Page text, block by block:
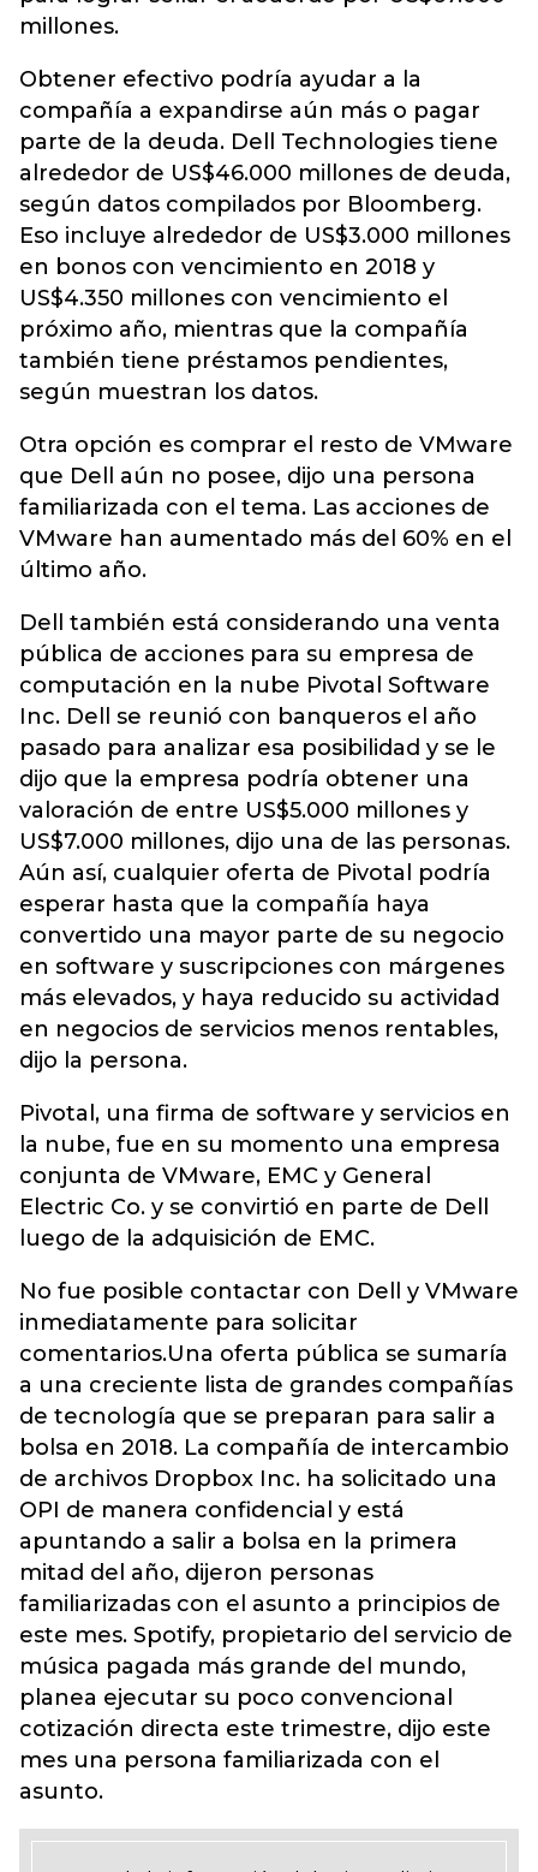
millones.
Obtener efectivo podría ayudar a la
compañía a expandirse aún más o pagar
parte de la deuda. Dell Technologies tiene
alrededor de US$46.000 millones de deuda,
según datos compilados por Bloomberg.
Eso incluye alrededor de US$3.000 millones
en bonos con vencimiento en 2018 y
US$4.350 millones con vencimiento el
próximo año, mientras que la compañía
también tiene préstamos pendientes,
según muestran los datos.
Otra opción es comprar el resto de VMware
que Dell aún no posee, dijo una persona
familiarizada con el tema. Las acciones de
VMware han aumentado más del 60% en el
último año.
Dell también está considerando una venta
pública de acciones para su empresa de
computación en la nube Pivotal Software
Inc. Dell se reunió con banqueros el año
pasado para analizar esa posibilidad y se le
dijo que la empresa podría obtener una
valoración de entre US$5.000 millones y
US$7.000 millones, dijo una de las personas.
Aún así, cualquier oferta de Pivotal podría
esperar hasta que la compañía haya
convertido una mayor parte de su negocio
en software y suscripciones con márgenes
más elevados, y haya reducido su actividad
en negocios de servicios menos rentables,
dijo la persona.
Pivotal, una firma de software y servicios en
la nube, fue en su momento una empresa
conjunta de VMware, EMC y General
Electric Co. y se convirtió en parte de Dell
luego de la adquisición de EMC.
No fue posible contactar con Dell y VMware
inmediatamente para solicitar
comentarios.Una oferta pública se sumaría
a una creciente lista de grandes compañías
de tecnología que se preparan para salir a
bolsa en 2018. La compañía de intercambio
de archivos Dropbox Inc. ha solicitado una
OPI de manera confidencial y está
apuntando a salir a bolsa en la primera
mitad del año, dijeron personas
familiarizadas con el asunto a principios de
este mes. Spotify, propietario del servicio de
música pagada más grande del mundo,
planea ejecutar su poco convencional
cotización directa este trimestre, dijo este
mes una persona familiarizada con el
asunto.